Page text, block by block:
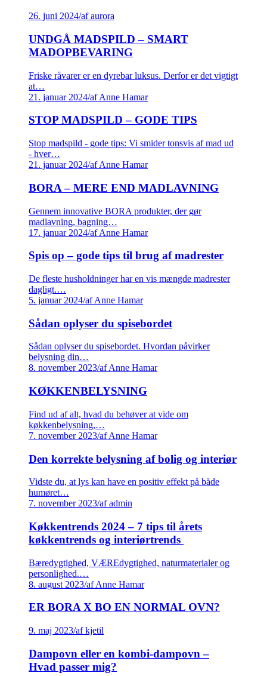
26. juni 2024/af aurora
UNDGÅ MADSPILD – SMART
MADOPBEVARING
Friske råvarer er en dyrebar luksus. Derfor er det vigtigt
at…
21. januar 2024/af Anne Hamar
STOP MADSPILD – GODE TIPS
Stop madspild - gode tips: Vi smider tonsvis af mad ud
- hver…
21. januar 2024/af Anne Hamar
BORA – MERE END MADLAVNING
Gennem innovative BORA produkter, der gør
madlavning, bagning…
17. januar 2024/af Anne Hamar
Spis op – gode tips til brug af madrester
De fleste husholdninger har en vis mængde madrester
dagligt.…
5. januar 2024/af Anne Hamar
Sådan oplyser du spisebordet
Sådan oplyser du spisebordet. Hvordan påvirker
belysning din…
8. november 2023/af Anne Hamar
KØKKENBELYSNING
Find ud af alt, hvad du behøver at vide om
køkkenbelysning,…
7. november 2023/af Anne Hamar
Den korrekte belysning af bolig og interiør
Vidste du, at lys kan have en positiv effekt på både
humøret…
7. november 2023/af admin
Køkkentrends 2024 – 7 tips til årets
køkkentrends og interiørtrends
Bæredygtighed, VÆREdygtighed, naturmaterialer og
personlighed.…
8. august 2023/af Anne Hamar
ER BORA X BO EN NORMAL OVN?
9. maj 2023/af kjetil
Dampovn eller en kombi-dampovn –
Hvad passer mig?